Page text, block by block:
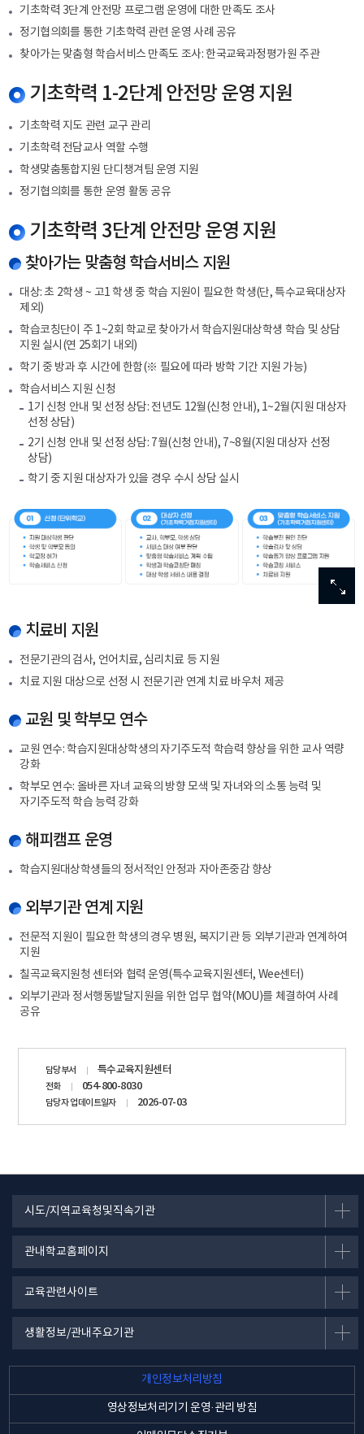
기초학력 3단계 안전망 프로그램 운영에 대한 만족도 조사
정기협의회를 통한 기초학력 관련 운영 사례 공유
찾아가는 맞춤형 학습서비스 만족도 조사: 한국교육과정평가원 주관
기초학력 1-2단계 안전망 운영 지원
기초학력 지도 관련 교구 관리
기초학력 전담교사 역할 수행
학생맞춤통합지원 단디챙겨팀 운영 지원
정기협의회를 통한 운영 활동 공유
기초학력 3단계 안전망 운영 지원
찾아가는 맞춤형 학습서비스 지원
대상: 초 2학생 ~ 고1 학생 중 학습 지원이 필요한 학생(단, 특수교육대상자
제외)
학습코칭단이 주 1~2회 학교로 찾아가서 학습지원대상학생 학습 및 상담
지원 실시(연 25회기 내외)
학기 중 방과 후 시간에 한함(※ 필요에 따라 방학 기간 지원 가능)
학습서비스 지원 신청
1기 신청 안내 및 선정 상담: 전년도 12월(신청 안내), 1~2월(지원 대상자
선정 상담)
2기 신청 안내 및 선정 상담: 7월(신청 안내), 7~8월(지원 대상자 선정
상담)
학기 중 지원 대상자가 있을 경우 수시 상담 실시
확
확
확
확
확
치료비 지원
전문기관의 검사, 언어치료, 심리치료 등 지원
치료 지원 대상으로 선정 시 전문기관 연계 치료 바우처 제공
교원 및 학부모 연수
교원 연수: 학습지원대상학생의 자기주도적 학습력 향상을 위한 교사 역량
강화
학부모 연수: 올바른 자녀 교육의 방향 모색 및 자녀와의 소통 능력 및
자기주도적 학습 능력 강화
해피캠프 운영
학습지원대상학생들의 정서적인 안정과 자아존중감 향상
외부기관 연계 지원
전문적 지원이 필요한 학생의 경우 병원, 복지기관 등 외부기관과 연계하여
지원
칠곡교육지원청 센터와 협력 운영(특수교육지원센터, Wee센터)
외부기관과 정서행동발달지원을 위한 업무 협약(MOU)를 체결하여 사례
공유
담당부서 특수교육지원센터
전화 054-800-8030
담당자 업데이트일자 2026-07-03
시도/지역교육청및직속기관
관내학교홈페이지
교육관련사이트
생활정보/관내주요기관
개인정보처리방침
영상정보처리기기 운영·관리 방침